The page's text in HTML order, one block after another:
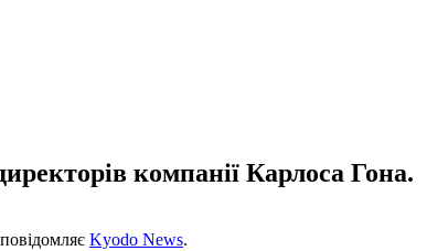
компанії Карлоса Гона.
Kyodo News.